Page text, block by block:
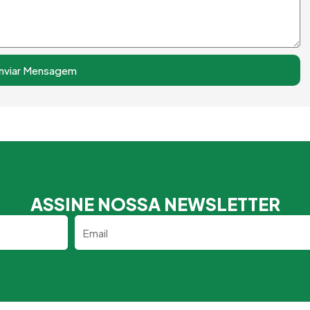
Mensagem
ASSINE NOSSA NEWSLETTER